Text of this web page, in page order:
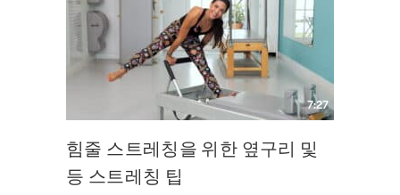
7:27
힘줄 스트레칭을 위한 옆구리 및
등 스트레칭 팁